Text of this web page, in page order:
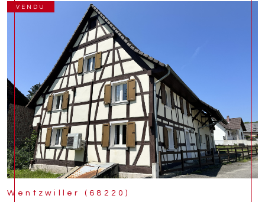
VENDU
Wentzwiller (68220)